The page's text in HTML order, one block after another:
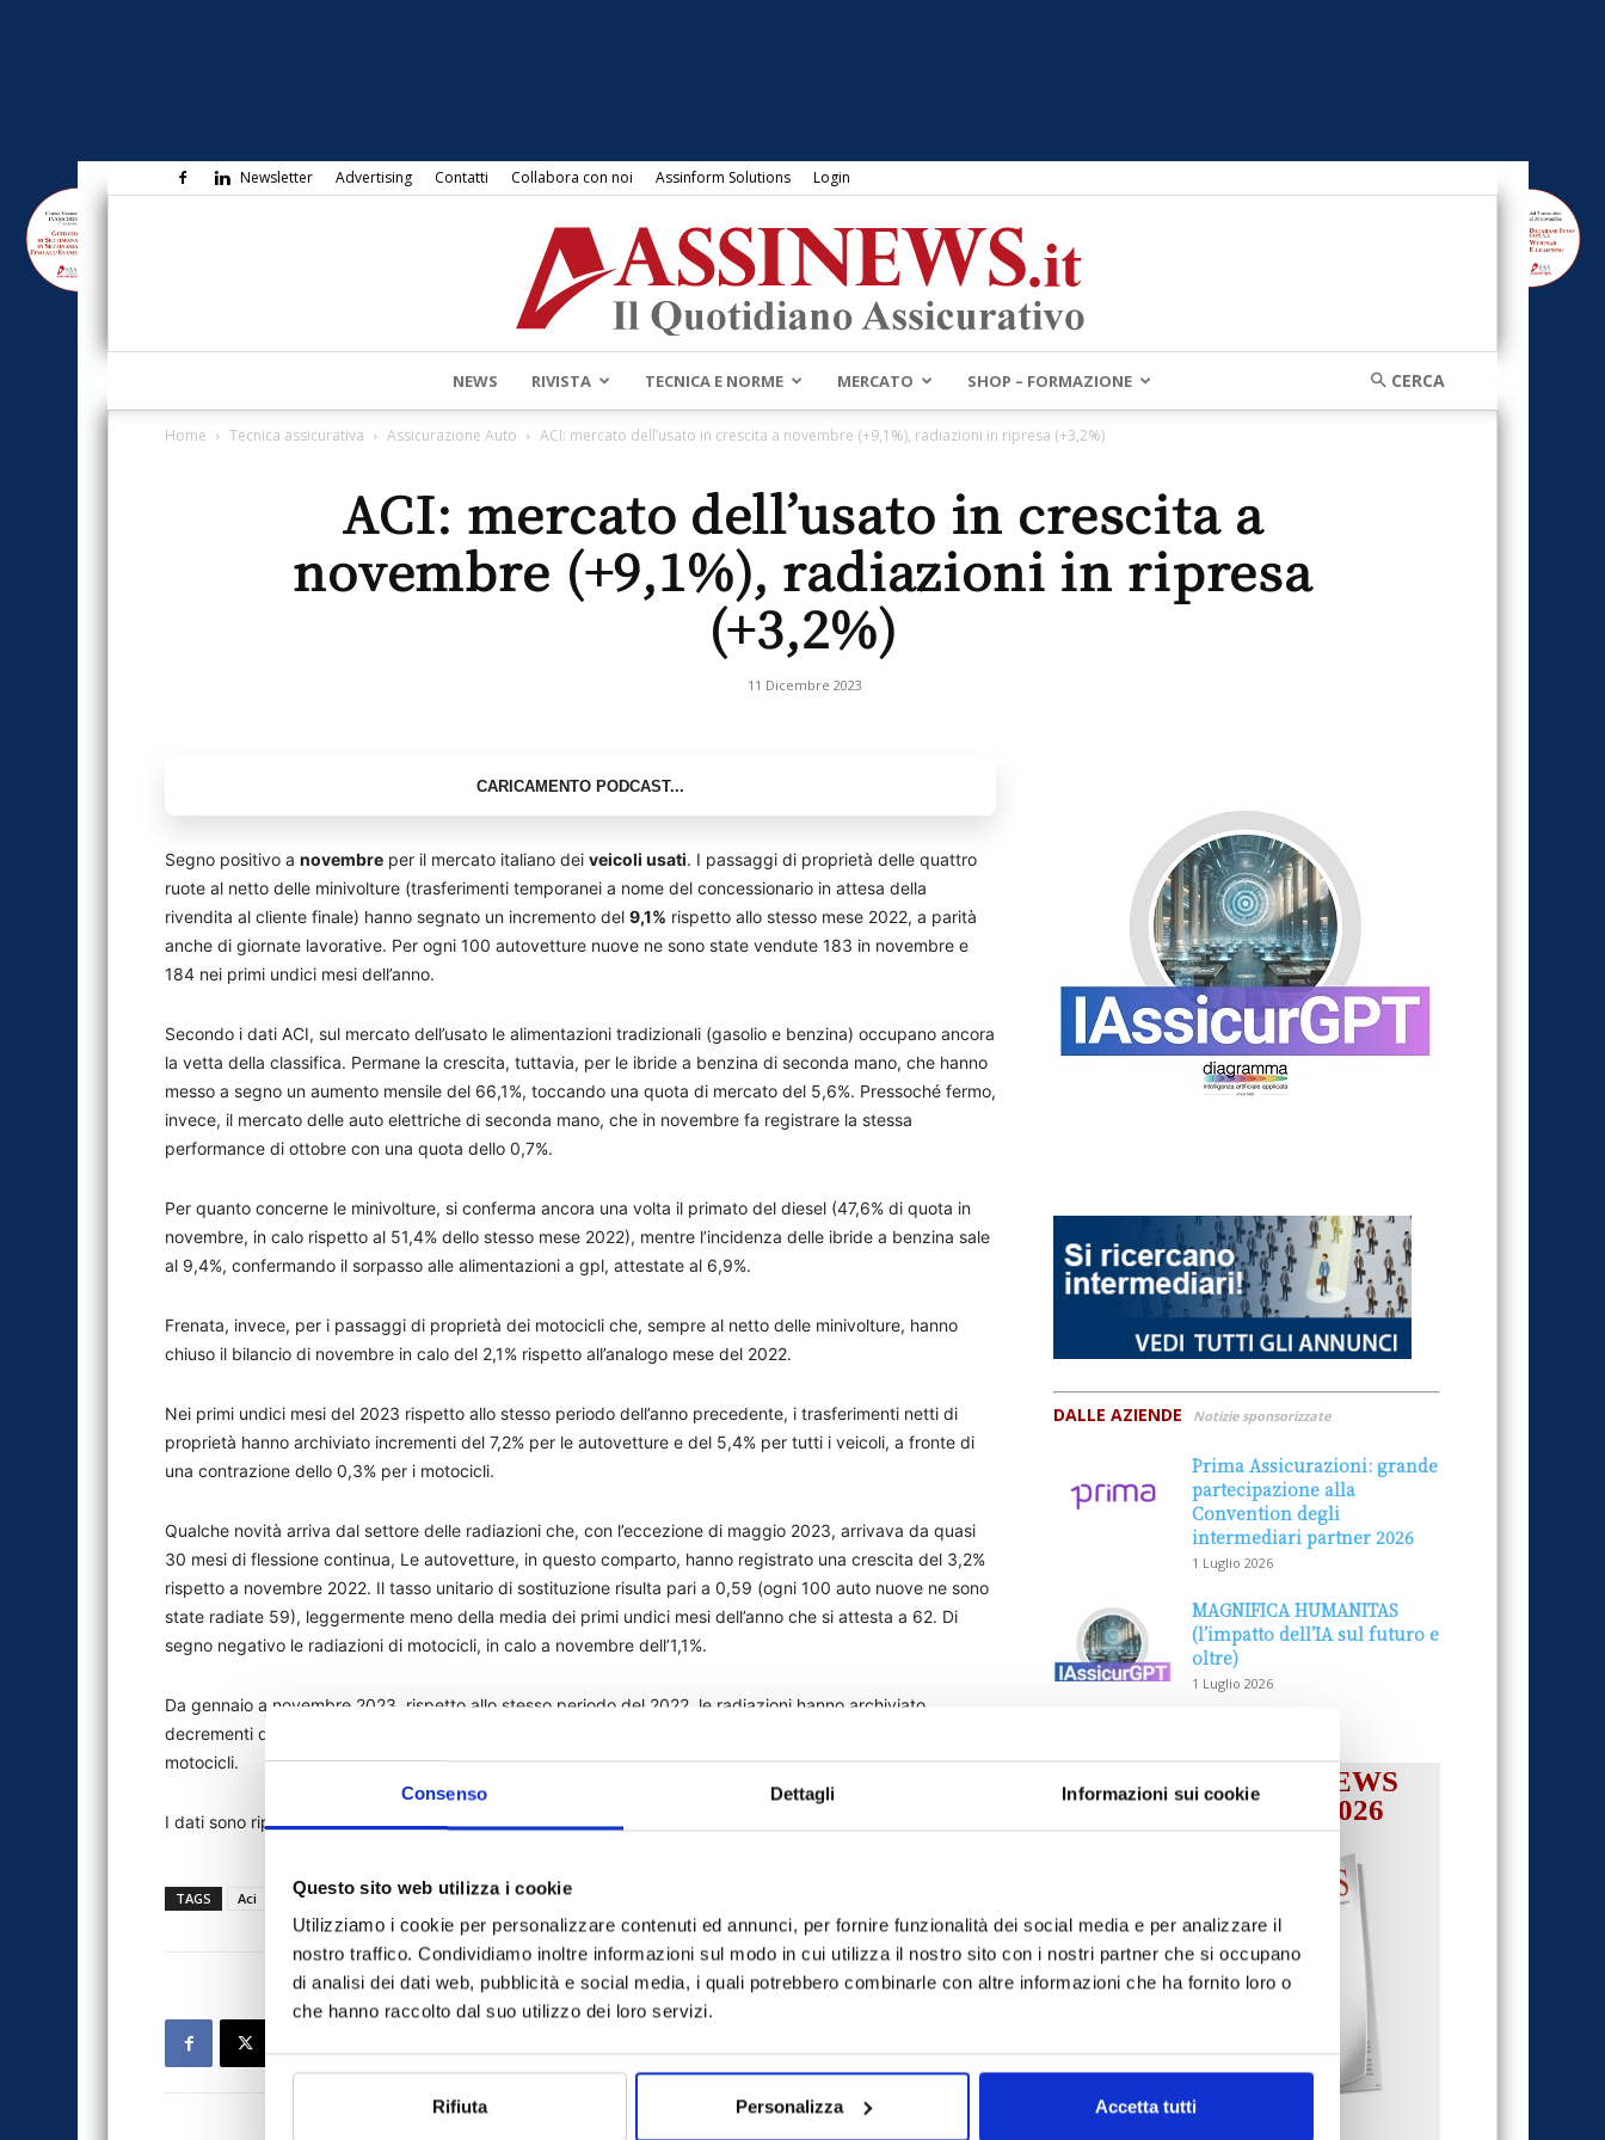
Consenso Dettagli Informazioni sui cookie
Questo sito web utilizza i cookie
Utilizziamo i cookie per personalizzare contenuti ed annunci, per fornire funzionalità dei social media e per analizzare il
nostro traffico. Condividiamo inoltre informazioni sul modo in cui utilizza il nostro sito con i nostri partner che si occupano
di analisi dei dati web, pubblicità e social media, i quali potrebbero combinarle con altre informazioni che ha fornito loro o
che hanno raccolto dal suo utilizzo dei loro servizi.
Rifiuta Personalizza Accetta tutti
Newsletter Advertising Contatti Collabora con noi Assinform Solutions Login
Assinews.it
NEWS RIVISTA TECNICA E NORME MERCATO SHOP – FORMAZIONE
Home Tecnica assicurativa Assicurazione Auto ACI: mercato dell’usato in crescita a novembre (+9,1%), radiazioni in ripresa (+3,2%)
ACI: mercato dell’usato in crescita a
novembre (+9,1%), radiazioni in ripresa
(+3,2%)
11 Dicembre 2023
Segno positivo a novembre per il mercato italiano dei veicoli usati. I passaggi di proprietà delle quattro
ruote al netto delle minivolture (trasferimenti temporanei a nome del concessionario in attesa della
rivendita al cliente finale) hanno segnato un incremento del 9,1% rispetto allo stesso mese 2022, a parità
anche di giornate lavorative. Per ogni 100 autovetture nuove ne sono state vendute 183 in novembre e
184 nei primi undici mesi dell’anno.
Secondo i dati ACI, sul mercato dell’usato le alimentazioni tradizionali (gasolio e benzina) occupano ancora
la vetta della classifica. Permane la crescita, tuttavia, per le ibride a benzina di seconda mano, che hanno
messo a segno un aumento mensile del 66,1%, toccando una quota di mercato del 5,6%. Pressoché fermo,
invece, il mercato delle auto elettriche di seconda mano, che in novembre fa registrare la stessa
performance di ottobre con una quota dello 0,7%.
Per quanto concerne le minivolture, si conferma ancora una volta il primato del diesel (47,6% di quota in
novembre, in calo rispetto al 51,4% dello stesso mese 2022), mentre l’incidenza delle ibride a benzina sale
al 9,4%, confermando il sorpasso alle alimentazioni a gpl, attestate al 6,9%.
Frenata, invece, per i passaggi di proprietà dei motocicli che, sempre al netto delle minivolture, hanno
chiuso il bilancio di novembre in calo del 2,1% rispetto all’analogo mese del 2022.
Nei primi undici mesi del 2023 rispetto allo stesso periodo dell’anno precedente, i trasferimenti netti di
proprietà hanno archiviato incrementi del 7,2% per le autovetture e del 5,4% per tutti i veicoli, a fronte di
una contrazione dello 0,3% per i motocicli.
Qualche novità arriva dal settore delle radiazioni che, con l’eccezione di maggio 2023, arrivava da quasi
30 mesi di flessione continua, Le autovetture, in questo comparto, hanno registrato una crescita del 3,2%
rispetto a novembre 2022. Il tasso unitario di sostituzione risulta pari a 0,59 (ogni 100 auto nuove ne sono
state radiate 59), leggermente meno della media dei primi undici mesi dell’anno che si attesta a 62. Di
segno negativo le radiazioni di motocicli, in calo a novembre dell’1,1%.
Da gennaio a novembre 2023, rispetto allo stesso periodo del 2022, le radiazioni hanno archiviato
decrementi del 6,6% per le autovetture e del 6% per tutti i veicoli, con un aumento dello 0,6% per i
motocicli.
I dati sono riportati nell’ultimobollettino mensile “Auto-Trend”
TAGS Aci automotive news
DALLE AZIENDE Notizie sponsorizzate
Prima Assicurazioni: grande
partecipazione alla
Convention degli
intermediari partner 2026
1 Luglio 2026
MAGNIFICA HUMANITAS
(l’impatto dell’IA sul futuro e
oltre)
1 Luglio 2026
IL MENSILE ASSINEWS
LUGLIO-AGOSTO 2026